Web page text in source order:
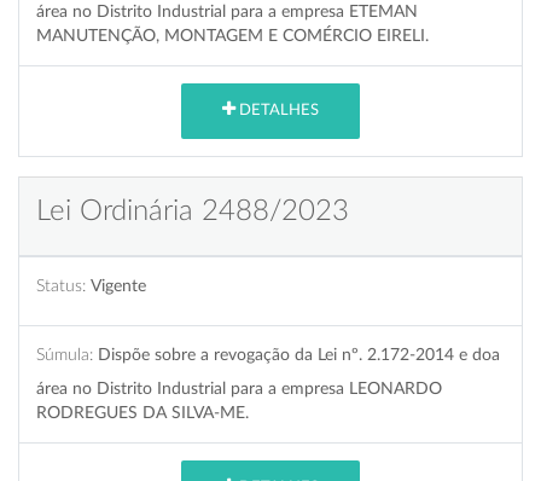
área no Distrito Industrial para a empresa ETEMAN
MANUTENÇÃO, MONTAGEM E COMÉRCIO EIRELI.
DETALHES
Lei Ordinária 2488/2023
Status: Vigente
Súmula: Dispõe sobre a revogação da Lei nº. 2.172-2014 e doa
área no Distrito Industrial para a empresa LEONARDO
RODREGUES DA SILVA-ME.